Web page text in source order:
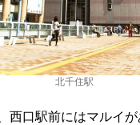
北千住駅
西口駅前にはマルイ